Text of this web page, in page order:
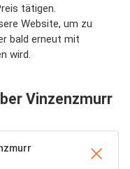
tätigen.
Website, um zu
bald erneut mit
wird.
Vinzenzmurr